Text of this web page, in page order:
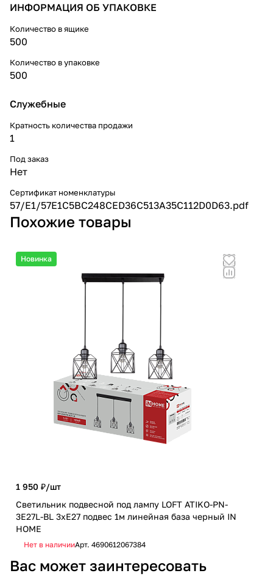
ИНФОРМАЦИЯ ОБ УПАКОВКЕ
Количество в ящике
500
Количество в упаковке
500
Служебные
Кратность количества продажи
1
Под заказ
Нет
Сертификат номенклатуры
57/E1/57E1C5BC248CED36C513A35C112D0D63.pdf
Похожие товары
Новинка
1 950 ₽/шт
Светильник подвесной под лампу LOFT ATIKO-PN-
3E27L-BL 3хЕ27 подвес 1м линейная база черный IN
HOME
Нет в наличииАрт. 4690612067384
Вас может заинтересовать